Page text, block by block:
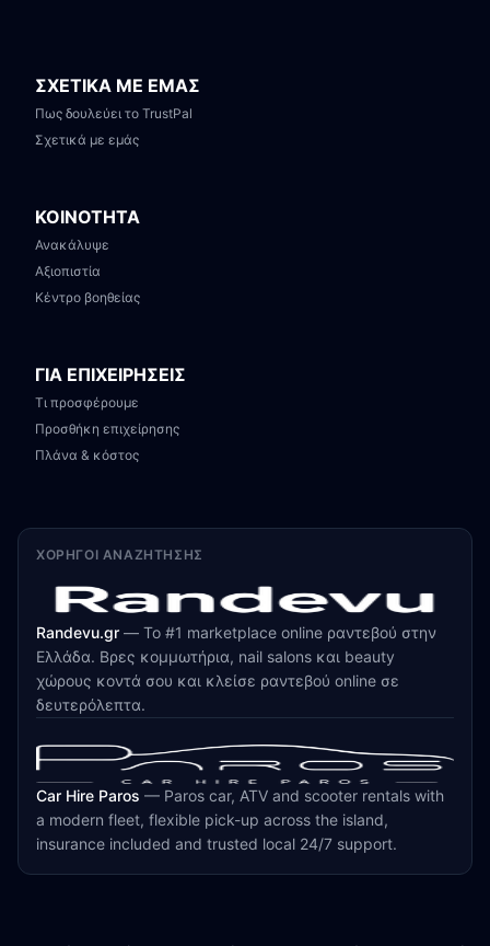
ΣΧΕΤΙΚΑ ΜΕ ΕΜΑΣ
Πως δουλεύει το TrustPal
Σχετικά με εμάς
ΚΟΙΝΟΤΗΤΑ
Ανακάλυψε
Αξιοπιστία
Κέντρο βοηθείας
ΓΙΑ ΕΠΙΧΕΙΡΗΣΕΙΣ
Τι προσφέρουμε
Προσθήκη επιχείρησης
Πλάνα & κόστος
ΧΟΡΗΓΟΊ ΑΝΑΖΉΤΗΣΗΣ
Randevu.gr — Το #1 marketplace online ραντεβού στην
Ελλάδα. Βρες κομμωτήρια, nail salons και beauty
χώρους κοντά σου και κλείσε ραντεβού online σε
δευτερόλεπτα.
Car Hire Paros — Paros car, ATV and scooter rentals with
a modern fleet, flexible pick-up across the island,
insurance included and trusted local 24/7 support.